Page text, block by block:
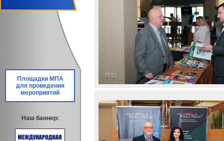
Площадки МПА
для проведения
мероприятий
Наш баннер: